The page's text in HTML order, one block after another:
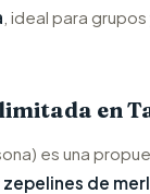
, ideal para
en
es una
zepelines de